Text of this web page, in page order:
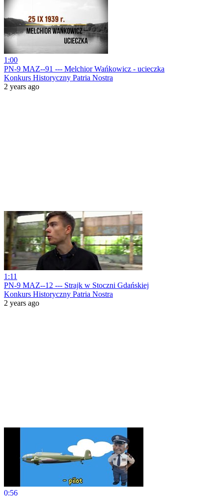
1:00
PN-9 MAZ--91 --- Melchior Wańkowicz - ucieczka
Konkurs Historyczny Patria Nostra
2 years ago
1:11
PN-9 MAZ--12 --- Strajk w Stoczni Gdańskiej
Konkurs Historyczny Patria Nostra
2 years ago
0:56